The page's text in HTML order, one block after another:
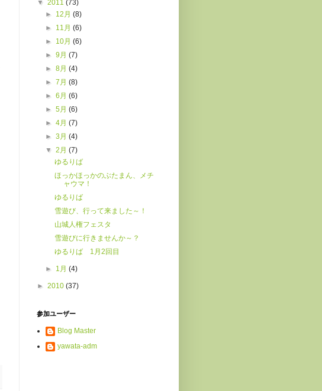
▼ 2011 (73)
► 12月(8)
► 11月(6)
► 10月(6)
►9月(7)
►8月(4)
►7月(8)
►6月(6)
►5月(6)
►4月(7)
►3月(4)
▼2月(7)
ゆるりば
ほっかほっかのぶたまん、メチ
ャウマ！
ゆるりば
雪遊び、行って来ました～！
山城人権フェスタ
雪遊びに行きませんか～？
ゆるりば 1月2回目
► 1月(4)
► 2010 (37)
参加ユーザー
Blog Master
yawata-adm